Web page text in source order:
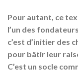
Pour autant, ce
l’un des
c’est d’initier des
pour bâtir leur
C’est un socle